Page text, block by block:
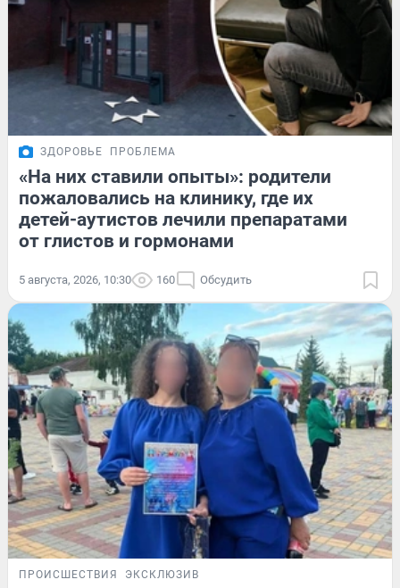
ЗДОРОВЬЕ ПРОБЛЕМА
«На них ставили опыты»: родители
пожаловались на клинику, где их
детей-аутистов лечили препаратами
от глистов и гормонами
5 августа, 2026, 10:30 160 Обсудить
ПРОИСШЕСТВИЯ ЭКСКЛЮЗИВ